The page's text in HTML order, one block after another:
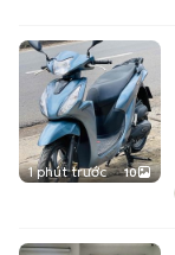
1 phút trước 10